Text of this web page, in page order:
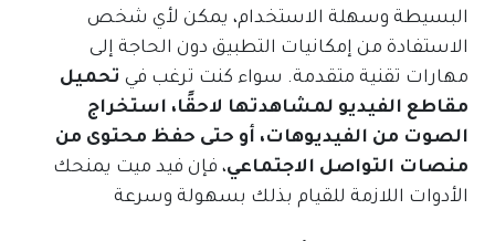
البسيطة وسهلة الاستخدام، يمكن لأي شخص
الاستفادة من إمكانيات التطبيق دون الحاجة إلى
مهارات تقنية متقدمة. سواء كنت ترغب في تحميل
مقاطع الفيديو لمشاهدتها لاحقًا، استخراج
الصوت من الفيديوهات، أو حتى حفظ محتوى من
منصات التواصل الاجتماعي، فإن فيد ميت يمنحك
الأدوات اللازمة للقيام بذلك بسهولة وسرعة